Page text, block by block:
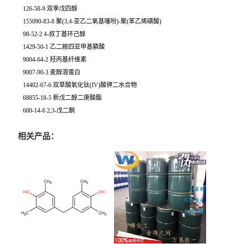
126-58-9 双季戊四醇
155090-83-8 聚(3,4-亚乙二氧基噻吩)-聚(苯乙烯磺酸)
98-52-2 4-叔丁基环己醇
1429-50-1 乙二胺四亚甲基膦酸
9004-64-2 羟丙基纤维素
9007-90-3 麦醇溶蛋白
14402-67-6 双草酸氧化钛(IV)酸钾二水合物
68855-18-5 新戊二醇二庚酸酯
600-14-6 2,3-戊二酮
相关产品：